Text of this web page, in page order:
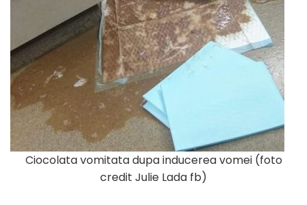
Ciocolata vomitata dupa inducerea vomei (foto
credit Julie Lada fb)